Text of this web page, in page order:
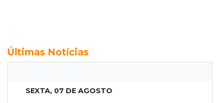
Últimas Notícias
SEXTA, 07 DE AGOSTO